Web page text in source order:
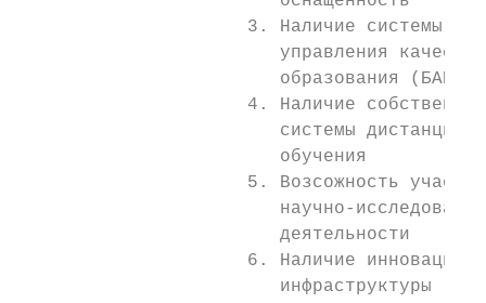
3. Наличие системы
управления
образования (БАРС)
4. Наличие
системы
обучения
5. Возсожность
научно-
деятельности
6. Наличие
инфраструктуры